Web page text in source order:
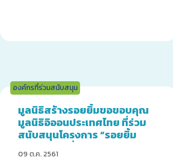
องค์กรที่ร่วมสนับสนุน
มูลนิธิสร้างรอยยิ้มขอขอบคุณ
มูลนิธิอิออนประเทศไทย ที่ร่วม
สนับสนุนโครงการ “รอยยิ้ม
สดใส หัวใจเปี่ยมสุข”
09 ต.ค. 2561